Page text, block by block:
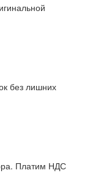
без лишних
Платим НДС